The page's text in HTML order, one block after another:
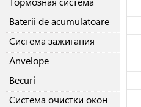
Baterii de acumulatoare
Система зажигания
Anvelope
Becuri
Система очистки окон